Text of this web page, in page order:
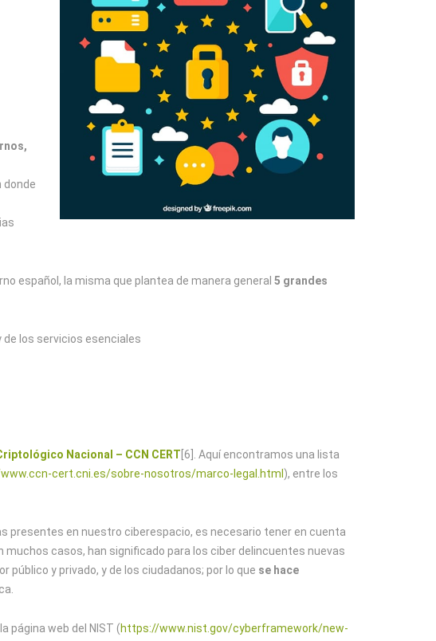
donde
español, la misma que plantea de manera general 5 grandes
los servicios esenciales
Nacional – CCN CERT [6]. Aquí encontramos una lista
cert.cni.es/sobre-nosotros/marco-legal.html ), entre los
presentes en nuestro ciberespacio, es necesario tener en cuenta
casos, han significado para los ciber delincuentes nuevas
y privado, y de los ciudadanos; por lo que se hace
página web del NIST (https://www.nist.gov/cyberframework/new-